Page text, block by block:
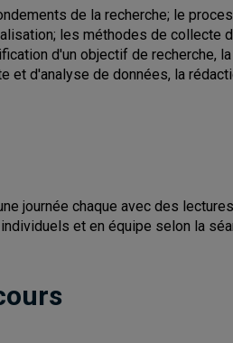
de la recherche; le
les méthodes de collecte
d'un objectif de recherche,
d'analyse de données, la
journée chaque avec des
et en équipe selon la